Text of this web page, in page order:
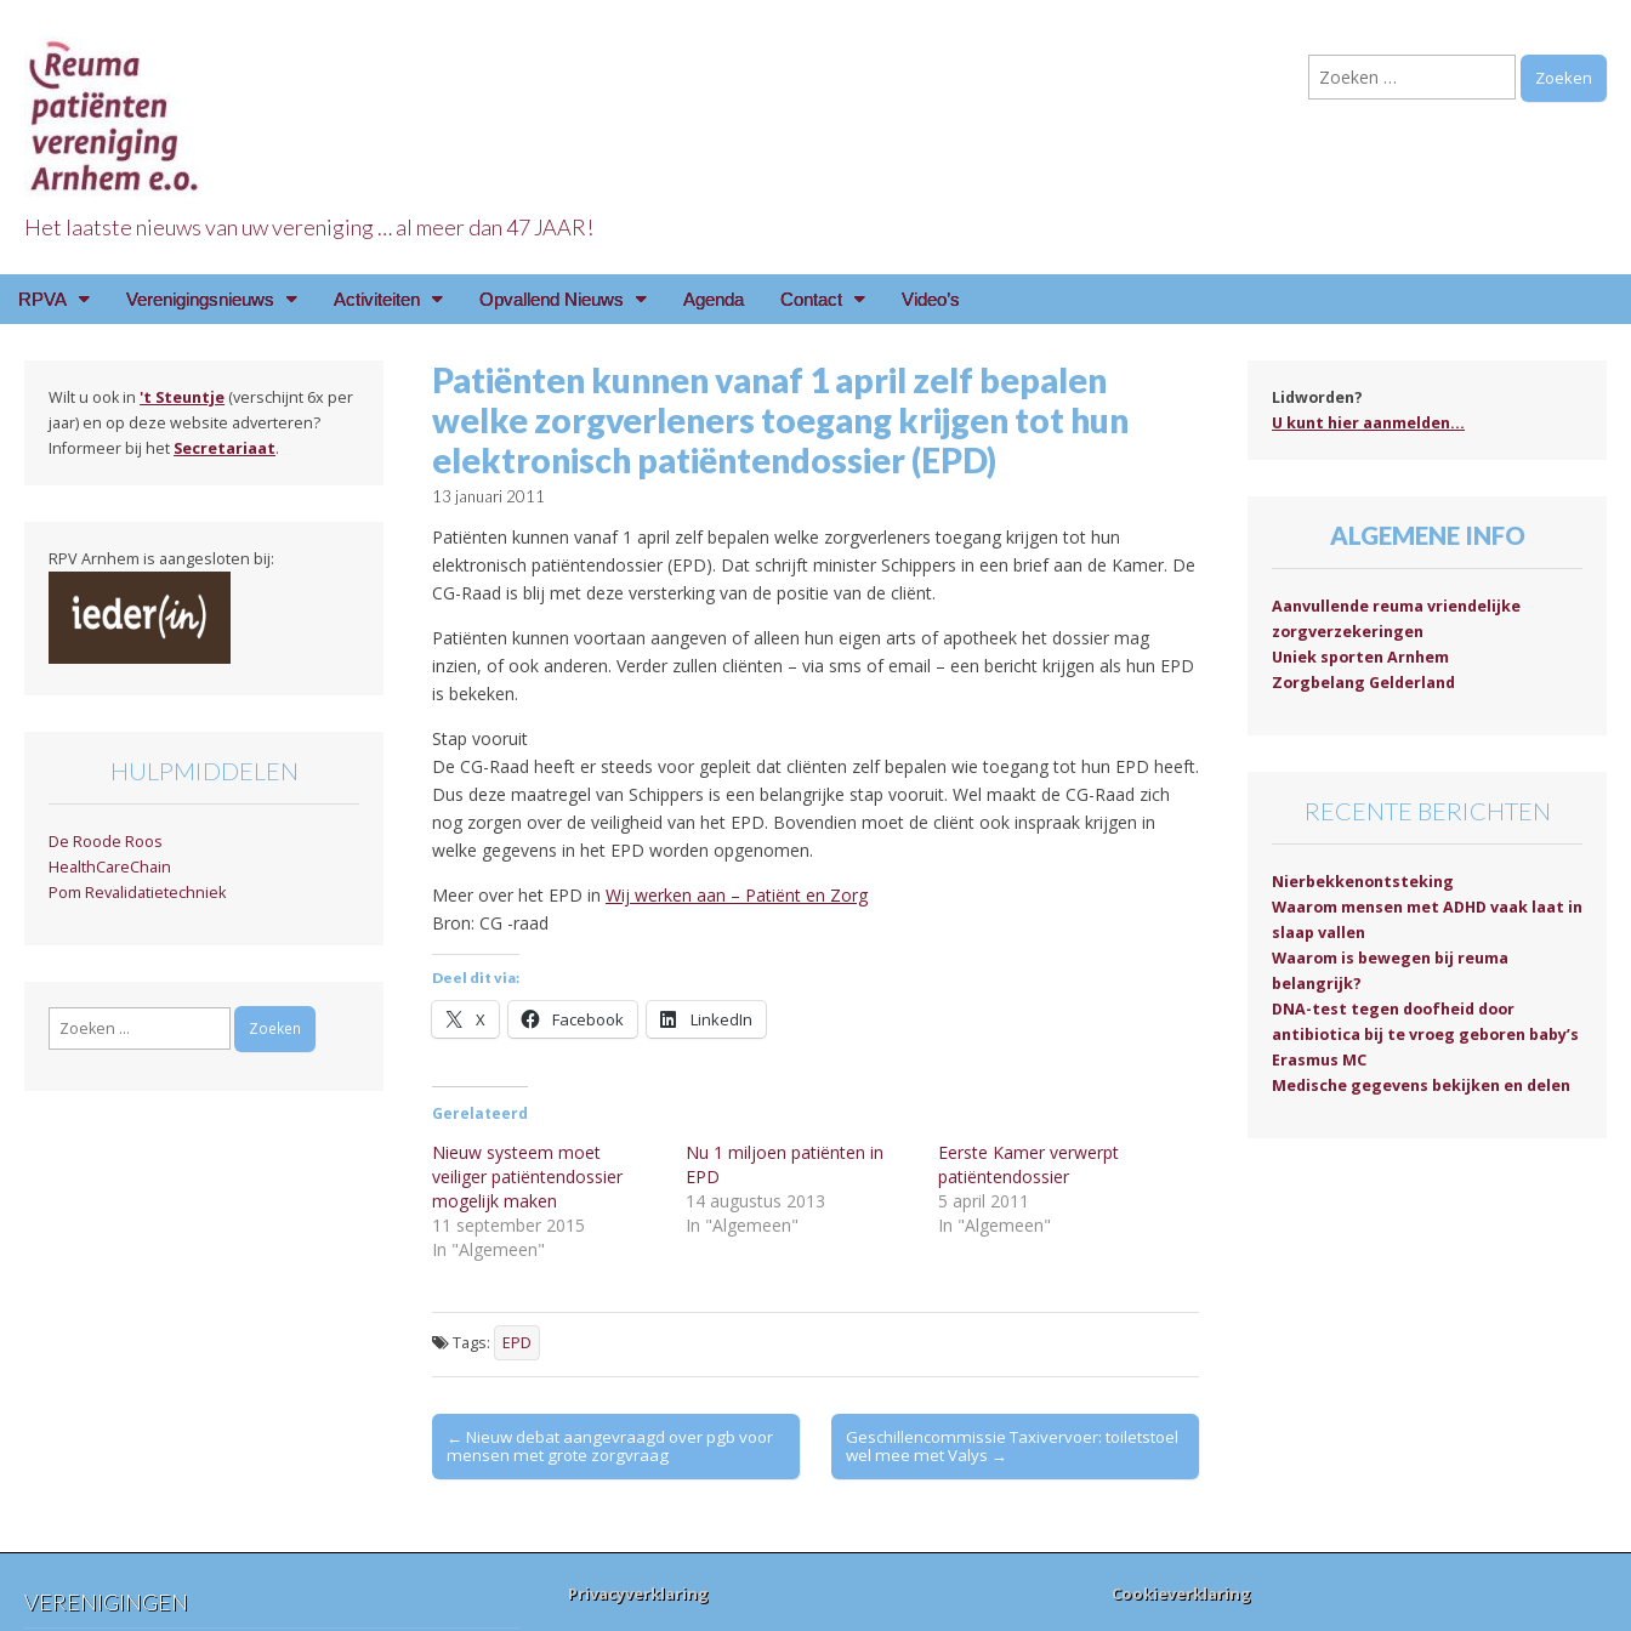
Reuma Patienten Vereniging Arnhem e.o.
Het laatste nieuws van uw vereniging … al meer dan 47 JAAR!
Zoeken
naar:
Main
Skip
RPVA Verenigingsnieuws Activiteiten Opvallend Nieuws Agenda Contact Video’s
Patiënten kunnen vanaf 1 april zelf bepalen
welke zorgverleners toegang krijgen tot hun
elektronisch patiëntendossier (EPD)
13 januari 2011
Patiënten kunnen vanaf 1 april zelf bepalen welke zorgverleners toegang krijgen tot hun
elektronisch patiëntendossier (EPD). Dat schrijft minister Schippers in een brief aan de Kamer. De
CG-Raad is blij met deze versterking van de positie van de cliënt.
Patiënten kunnen voortaan aangeven of alleen hun eigen arts of apotheek het dossier mag
inzien, of ook anderen. Verder zullen cliënten – via sms of email – een bericht krijgen als hun EPD
is bekeken.
Stap vooruit
De CG-Raad heeft er steeds voor gepleit dat cliënten zelf bepalen wie toegang tot hun EPD heeft.
Dus deze maatregel van Schippers is een belangrijke stap vooruit. Wel maakt de CG-Raad zich
nog zorgen over de veiligheid van het EPD. Bovendien moet de cliënt ook inspraak krijgen in
welke gegevens in het EPD worden opgenomen.
Meer over het EPD in Wij werken aan – Patiënt en Zorg
Bron: CG -raad
Deel dit via:
X Facebook LinkedIn
Gerelateerd
Nieuw systeem moet
veiliger patiëntendossier
mogelijk maken
11 september 2015
In "Algemeen"
Nu 1 miljoen patiënten in
EPD
14 augustus 2013
In "Algemeen"
Eerste Kamer verwerpt
patiëntendossier
5 april 2011
In "Algemeen"
Tags: EPD
Post
navigation
← Nieuw debat aangevraagd over pgb voor
mensen met grote zorgvraag
Geschillencommissie Taxivervoer: toiletstoel
wel mee met Valys →
Wilt u ook in 't Steuntje (verschijnt 6x per
jaar) en op deze website adverteren?
Informeer bij het Secretariaat.
RPV Arnhem is aangesloten bij:
HULPMIDDELEN
De Roode Roos
HealthCareChain
Pom Revalidatietechniek
Zoeken
Lidworden?
U kunt hier aanmelden...
ALGEMENE INFO
Aanvullende reuma vriendelijke
zorgverzekeringen
Uniek sporten Arnhem
Zorgbelang Gelderland
RECENTE BERICHTEN
Nierbekkenontsteking
Waarom mensen met ADHD vaak laat in
slaap vallen
Waarom is bewegen bij reuma
belangrijk?
DNA-test tegen doofheid door
antibiotica bij te vroeg geboren baby’s
Erasmus MC
Medische gegevens bekijken en delen
VERENIGINGEN Privacyverklaring Cookieverklaring